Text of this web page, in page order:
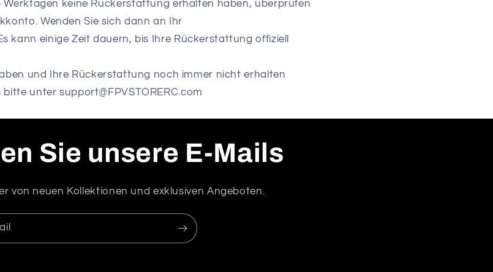
Werktagen keine Rückerstattung erhalten haben, überprüfen
Wenden Sie sich dann an Ihr
kann einige Zeit dauern, bis Ihre Rückerstattung offiziell
und Ihre Rückerstattung noch immer nicht erhalten
unter support@FPVSTORERC.com
Sie unsere E-Mails
von neuen Kollektionen und exklusiven Angeboten.